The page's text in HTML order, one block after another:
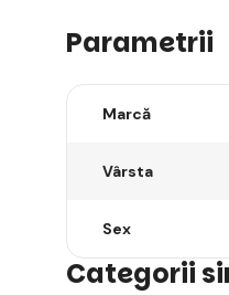
Parametrii
Marcă
Vârsta
Sex
Categorii